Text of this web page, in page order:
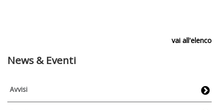
vai all'elenco
News & Eventi
Avvisi